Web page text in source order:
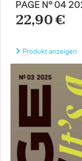
PAGE N° 04
22,90 €
Produkt anzeigen